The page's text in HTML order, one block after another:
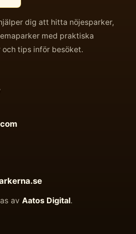
dig att hitta nöjesparker,
med praktiska
tips inför besöket.
av Aatos Digital.